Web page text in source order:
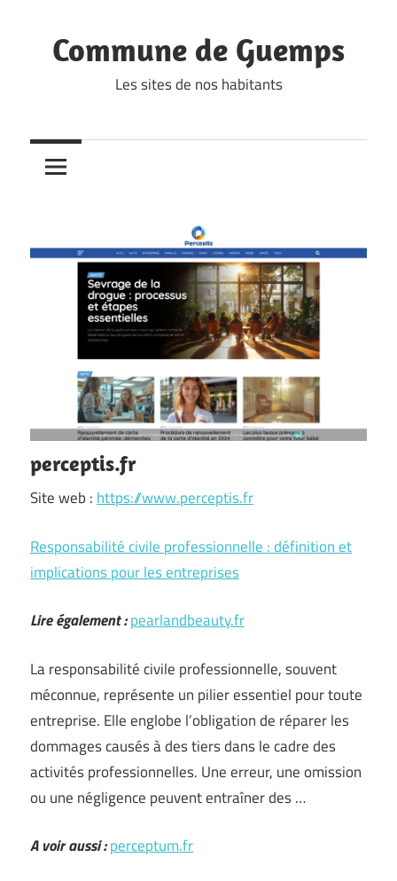
content
Commune de Guemps
Les sites de nos habitants
perceptis.fr
Site web : https://www.perceptis.fr
Responsabilité civile professionnelle : définition et
implications pour les entreprises
Lire également :pearlandbeauty.fr
La responsabilité civile professionnelle, souvent
méconnue, représente un pilier essentiel pour toute
entreprise. Elle englobe l’obligation de réparer les
dommages causés à des tiers dans le cadre des
activités professionnelles. Une erreur, une omission
ou une négligence peuvent entraîner des …
A voir aussi :perceptum.fr